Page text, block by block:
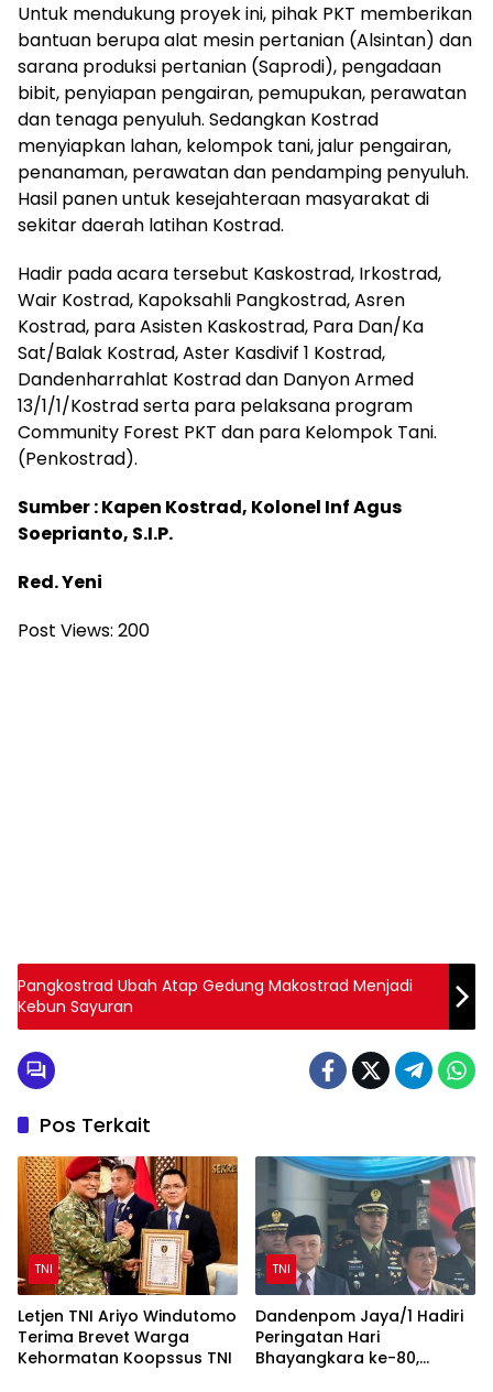
Untuk mendukung proyek ini, pihak PKT memberikan
bantuan berupa alat mesin pertanian (Alsintan) dan
sarana produksi pertanian (Saprodi), pengadaan
bibit, penyiapan pengairan, pemupukan, perawatan
dan tenaga penyuluh. Sedangkan Kostrad
menyiapkan lahan, kelompok tani, jalur pengairan,
penanaman, perawatan dan pendamping penyuluh.
Hasil panen untuk kesejahteraan masyarakat di
sekitar daerah latihan Kostrad.
Hadir pada acara tersebut Kaskostrad, Irkostrad,
Wair Kostrad, Kapoksahli Pangkostrad, Asren
Kostrad, para Asisten Kaskostrad, Para Dan/Ka
Sat/Balak Kostrad, Aster Kasdivif 1 Kostrad,
Dandenharrahlat Kostrad dan Danyon Armed
13/1/1/Kostrad serta para pelaksana program
Community Forest PKT dan para Kelompok Tani.
(Penkostrad).
Sumber : Kapen Kostrad, Kolonel Inf Agus
Soeprianto, S.I.P.
Red. Yeni
Post Views: 200
Pangkostrad Ubah Atap Gedung Makostrad Menjadi
Kebun Sayuran
Pos Terkait
TNI
Letjen TNI Ariyo Windutomo
Terima Brevet Warga
Kehormatan Koopssus TNI
TNI
Dandenpom Jaya/1 Hadiri
Peringatan Hari
Bhayangkara ke-80,